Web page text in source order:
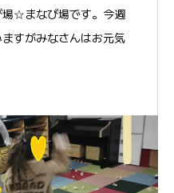
場☆まなび場です。今週
すがみなさんはお元気